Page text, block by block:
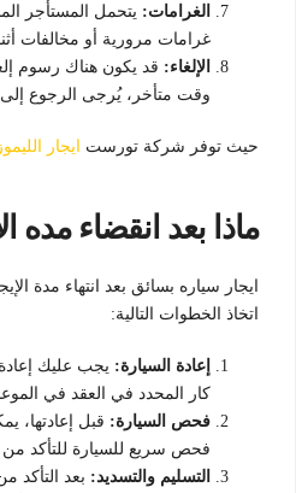
الغرامات: يتحمل المستأجر
غرامات مرورية أو مخالفات
الإلغاء: قد يكون هناك رسوم
وقت متأخر، يُرجى الرجوع إلى
حيث توفر شركة تورست ايجار
ماذا بعد انقضاء مده
ايجار سياره بسائق بعد انتهاء مدة
اتخاذ الخطوات التالية:
إعادة السيارة: يجب عليك
كار المحدد في العقد في الموعد
فحص السيارة: قبل إعادتها،
فحص سريع للسيارة للتأكد
التسليم والتسديد: بعد التأكد